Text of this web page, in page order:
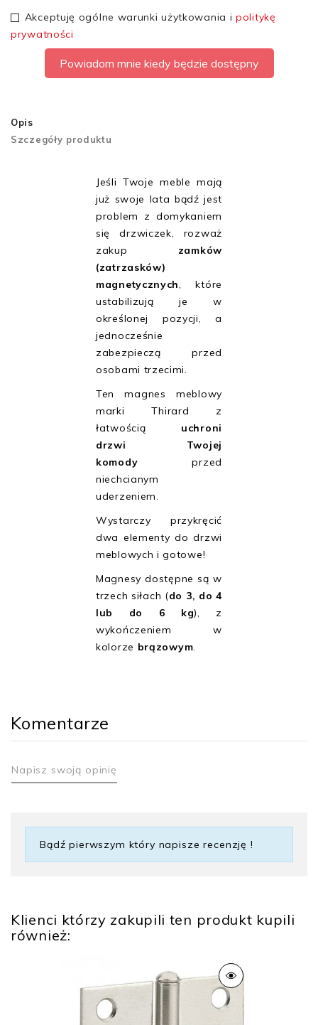
Akceptuję ogólne warunki użytkowania ipolitykę
prywatności
Powiadom mnie kiedy będzie dostępny
Opis
Szczegóły produktu
Jeśli Twoje meble mają
już swoje lata bądź jest
problem z domykaniem
się drzwiczek, rozważ
zakup zamków
(zatrzasków)
magnetycznych, które
ustabilizują je w
określonej pozycji, a
jednocześnie
zabezpieczą przed
osobami trzecimi.
Ten magnes meblowy
marki Thirard z
łatwością uchroni
drzwi Twojej
komody przed
niechcianym
uderzeniem.
Wystarczy przykręcić
dwa elementy do drzwi
meblowych i gotowe!
Magnesy dostępne są w
trzech siłach (do 3, do 4
lub do 6 kg), z
wykończeniem w
kolorze brązowym.
Komentarze
Napisz swoją opinię
Bądź pierwszym który napisze recenzję !
Klienci którzy zakupili ten produkt kupili
również: